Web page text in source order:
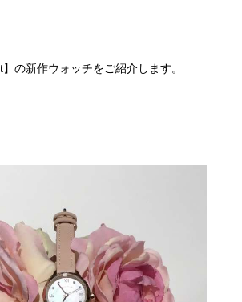
の新作ウォッチをご紹介します。